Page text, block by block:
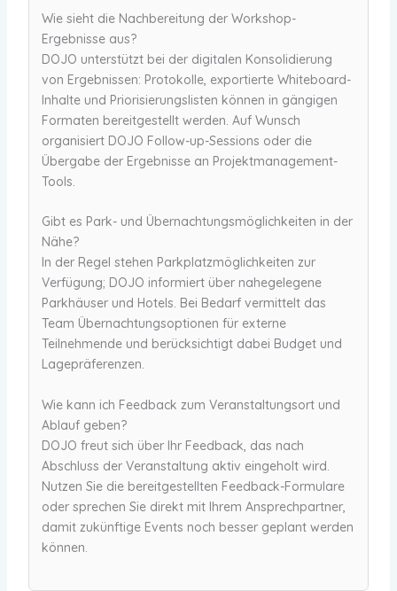
Wie sieht die Nachbereitung der Workshop-
Ergebnisse aus?
DOJO unterstützt bei der digitalen Konsolidierung
von Ergebnissen: Protokolle, exportierte Whiteboard-
Inhalte und Priorisierungslisten können in gängigen
Formaten bereitgestellt werden. Auf Wunsch
organisiert DOJO Follow-up-Sessions oder die
Übergabe der Ergebnisse an Projektmanagement-
Tools.
Gibt es Park- und Übernachtungsmöglichkeiten in der
Nähe?
In der Regel stehen Parkplatzmöglichkeiten zur
Verfügung; DOJO informiert über nahegelegene
Parkhäuser und Hotels. Bei Bedarf vermittelt das
Team Übernachtungsoptionen für externe
Teilnehmende und berücksichtigt dabei Budget und
Lagepräferenzen.
Wie kann ich Feedback zum Veranstaltungsort und
Ablauf geben?
DOJO freut sich über Ihr Feedback, das nach
Abschluss der Veranstaltung aktiv eingeholt wird.
Nutzen Sie die bereitgestellten Feedback-Formulare
oder sprechen Sie direkt mit Ihrem Ansprechpartner,
damit zukünftige Events noch besser geplant werden
können.